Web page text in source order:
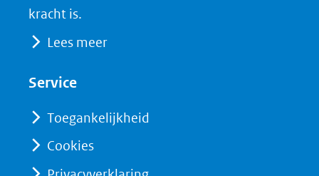
in
(verwijst
een
(verwijst
kracht is.
Lees meer
Service
Toegankelijkheid
Cookies